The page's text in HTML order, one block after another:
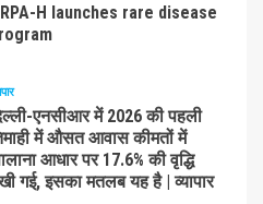
H launches rare disease
एनसीआर में 2026 की पहली
में औसत आवास कीमतों में
आधार पर 17.6% की वृद्धि
गई, इसका मतलब यह है | व्यापार